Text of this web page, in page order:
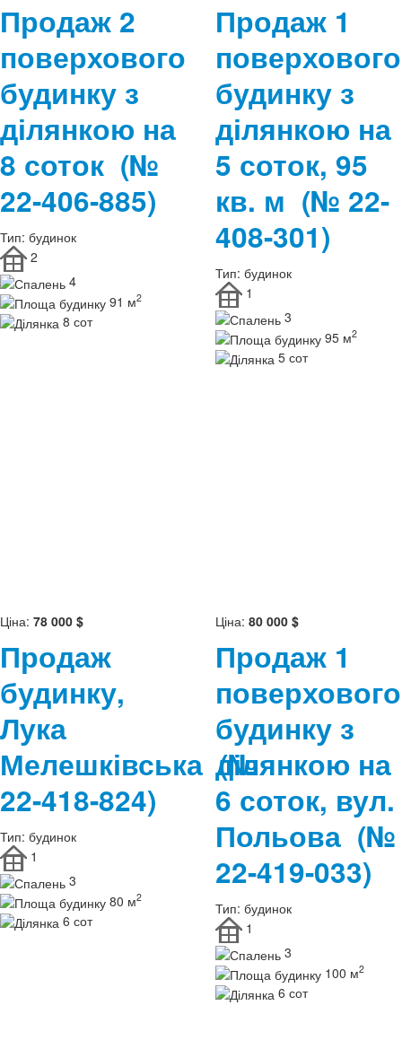
Продаж 2
поверхового
будинку з
ділянкою на
8 соток (№
22-406-885)
Тип: будинок
2
4
91 м2
8 сот
Продаж 1
поверхового
будинку з
ділянкою на
5 соток, 95
кв. м (№ 22-
408-301)
Тип: будинок
1
3
95 м2
5 сот
Ціна: 78 000 $
Продаж
будинку,
Лука
Мелешківська(№
22-418-824)
Тип: будинок
1
3
80 м2
6 сот
Ціна: 80 000 $
Продаж 1
поверхового
будинку з
ділянкою на
6 соток, вул.
Польова (№
22-419-033)
Тип: будинок
1
3
100 м2
6 сот